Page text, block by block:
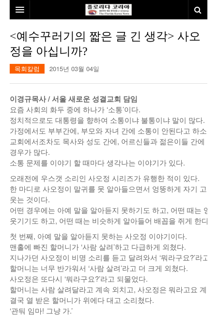
본사소개
뉴스
미국
발행인칼럼
김명열칼럼
이명덕칼럼
김선옥칼럼
김원동칼럼
건강
본보특집
100인선/독자광장
100인선
독자광장
여행
인근여행지
놀이공원
골프
인터뷰/탐방
<예수꾸러기의 짧은 글 긴 생각> 사오
정을 아십니까?
목회칼럼 2015년 03월 04일
이경규목사 / 서울 새로운 성결교회 담임
요즘 사회의 화두 중에 하나가 ‘소통’이다.
정치적으로도 대통령을 향하여 소통이냐 불통이냐 말이 많다.
가정에서도 부부간에, 부모와 자녀 간에 소통이 안된다고 하소연
교회에서조차도 목사와 성도 간에, 어르신들과 젊은이들 간에
경우가 많다.
소통 문제를 이야기 할 때마다 생각나는 이야기가 있다.
오래전에 우스갯 소리인 사오정 시리즈가 유행한 적이 있다.
한 마디로 사오정이 말귀를 못 알아들으면서 엉뚱하게 자기 고
웃는 것이다.
어떤 경우에는 아예 말을 알아듣지 못하기도 하고, 어떤 때는 엉
웃기기도 하고, 어떤 때는 비슷하게 알아들어 배꼽을 쥐게 한다.
첫 번째, 아예 말을 알아듣지 못하는 사오정 이야기이다.
맨홀에 빠진 할머니가 ‘사람 살려’하고 다급하게 외쳤다.
지나가던 사오정이 비명 소리를 듣고 달려와서 ‘뭐라구요?’라고
할머니는 너무 반가워서 ‘사람 살려’라고 더 크게 외쳤다.
사오정은 또다시 ‘뭐라구요?’라고 되물었다.
할머니는 사람 살려달라고 계속 외치고, 사오정은 뭐라고요 계속
결국 열 받은 할머니가 위에다 대고 소리쳤다.
‘관둬 임마! 그냥 가.’